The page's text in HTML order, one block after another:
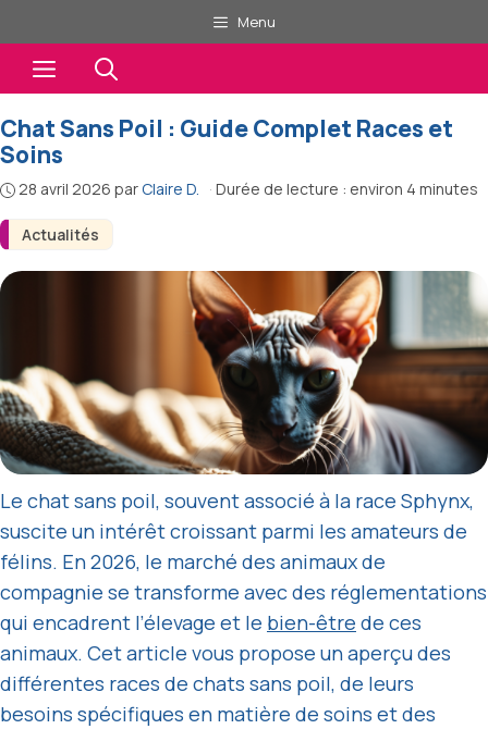
au
contenu
Menu
Menu
Actualités
Chat Sans Poil : Guide Complet Races et
Soins
28 avril 2026 par Claire D. · Durée de lecture : environ 4 minutes
Le chat sans poil, souvent associé à la race Sphynx,
suscite un intérêt croissant parmi les amateurs de
félins. En 2026, le marché des animaux de
compagnie se transforme avec des réglementations
qui encadrent l’élevage et le bien-être de ces
animaux. Cet article vous propose un aperçu des
différentes races de chats sans poil, de leurs
besoins spécifiques en matière de soins et des